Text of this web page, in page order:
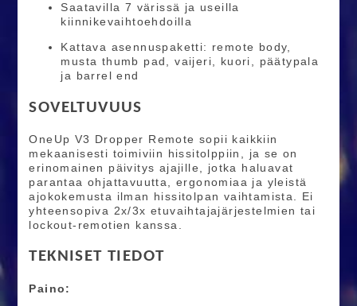
Saatavilla 7 värissä ja useilla
kiinnikevaihtoehdoilla
Kattava asennuspaketti: remote body,
musta thumb pad, vaijeri, kuori, päätypala
ja barrel end
SOVELTUVUUS
OneUp V3 Dropper Remote sopii kaikkiin
mekaanisesti toimiviin hissitolppiin, ja se on
erinomainen päivitys ajajille, jotka haluavat
parantaa ohjattavuutta, ergonomiaa ja yleistä
ajokokemusta ilman hissitolpan vaihtamista. Ei
yhteensopiva 2x/3x etuvaihtajajärjestelmien tai
lockout-remotien kanssa.
TEKNISET TIEDOT
Paino: